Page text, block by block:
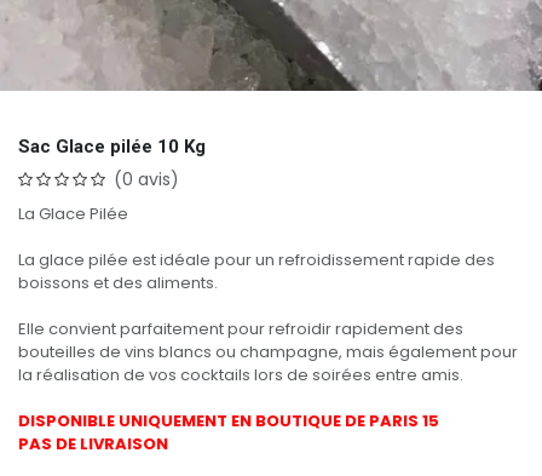
Sac Glace pilée 10 Kg
(0 avis)
La Glace Pilée
La glace pilée est idéale pour un refroidissement rapide des
boissons et des aliments.
Elle convient parfaitement pour refroidir rapidement des
bouteilles de vins blancs ou champagne, mais également pour
la réalisation de vos cocktails lors de soirées entre amis.
DISPONIBLE UNIQUEMENT EN BOUTIQUE DE PARIS 15
PAS DE LIVRAISON